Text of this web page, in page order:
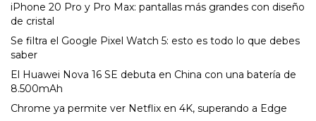
iPhone 20 Pro y Pro Max: pantallas más grandes con diseño
de cristal
Se filtra el Google Pixel Watch 5: esto es todo lo que debes
saber
El Huawei Nova 16 SE debuta en China con una batería de
8.500mAh
Chrome ya permite ver Netflix en 4K, superando a Edge